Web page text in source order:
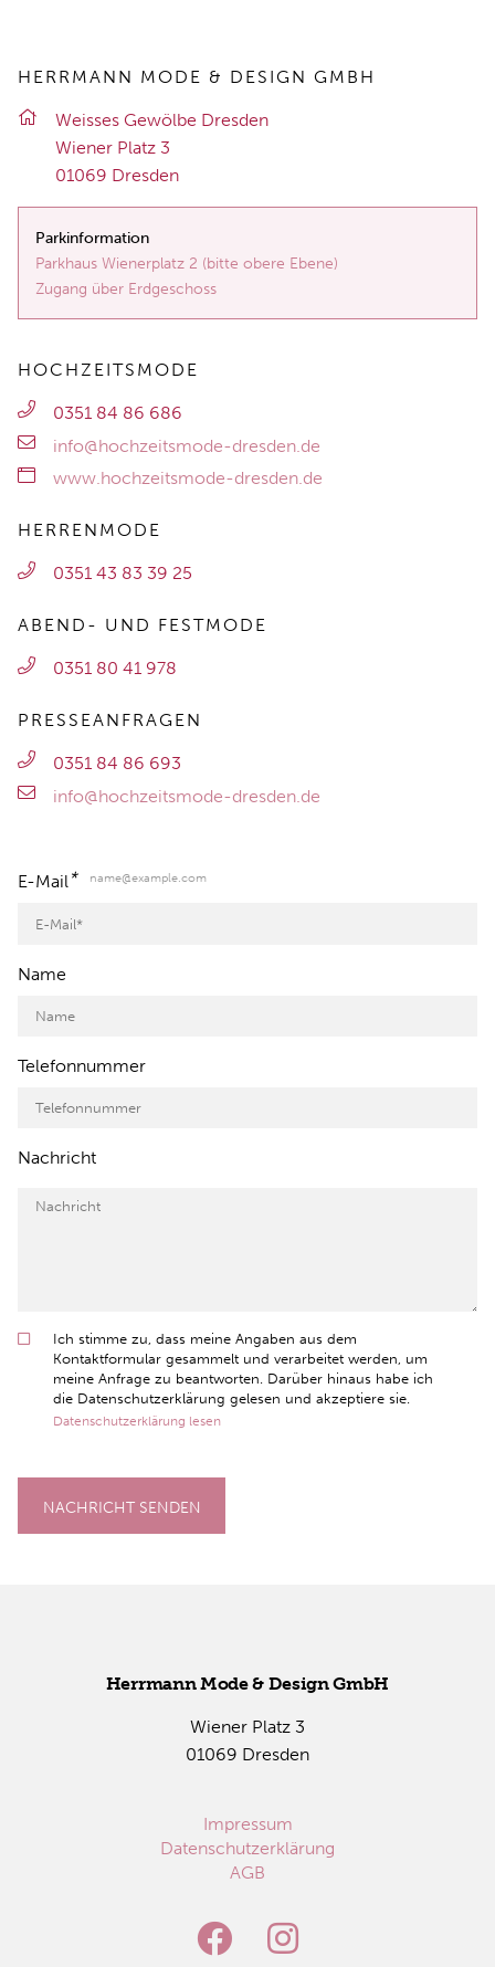
HERRMANN MODE & DESIGN GMBH
Weis­ses Ge­wöl­be Dres­den
Wie­ner Platz 3
01069 Dres­den
Parkinformation
Parkhaus Wienerplatz 2 (bitte obere Ebene)
Zugang über Erdgeschoss
HOCHZEITSMODE
0351 84 86 686
info@hochzeitsmode-dresden.de
www.hochzeitsmode-dresden.de
HERRENMODE
0351 43 83 39 25
ABEND- UND FESTMODE
0351 80 41 978
PRESSEANFRAGEN
0351 84 86 693
info@hochzeitsmode-dresden.de
E-Mail* name@example.com
Name
Telefonnummer
Nachricht
Ich stimme zu, dass meine Angaben aus dem
Kontaktformular gesammelt und verarbeitet werden, um
meine Anfrage zu beantworten. Darüber hinaus habe ich
die Datenschutzerklärung gelesen und akzeptiere sie.
Datenschutzerklärung lesen
NACHRICHT SENDEN
Herr­mann Mode & De­sign GmbH
Wie­ner Platz 3
01069 Dres­den
Impressum
Datenschutzerklärung
AGB